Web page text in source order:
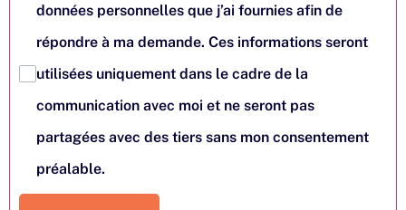
données personnelles que j’ai fournies afin de
répondre à ma demande. Ces informations seront
utilisées uniquement dans le cadre de la
communication avec moi et ne seront pas
partagées avec des tiers sans mon consentement
préalable.